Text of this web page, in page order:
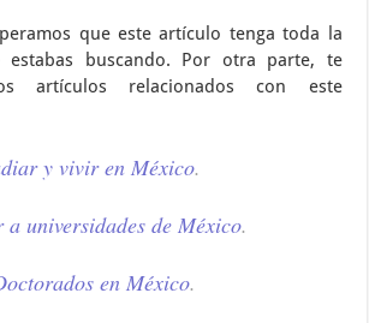
que este artículo tenga toda la
estabas buscando. Por otra parte, te
artículos relacionados con este
y vivir en México.
universidades de México.
en México.